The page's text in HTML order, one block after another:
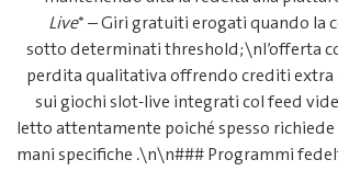
Live* –
sotto
perdita
sui giochi
letto
mani